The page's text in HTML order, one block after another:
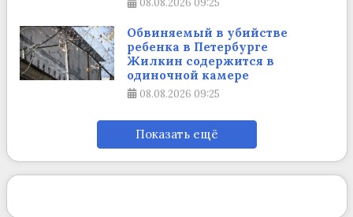
08.08.2026 09:25
Обвиняемый в убийстве
ребенка в Петербурге
Жилкин содержится в
одиночной камере
08.08.2026 09:25
Показать ещё